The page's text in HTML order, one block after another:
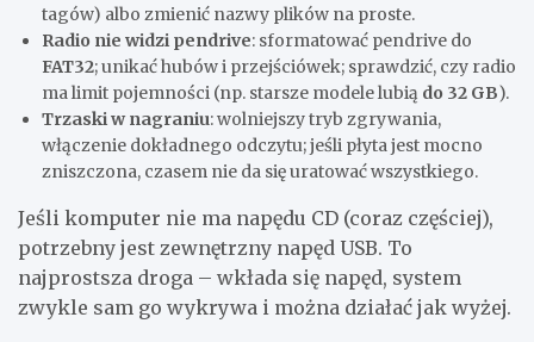
tagów) albo zmienić nazwy plików na proste.
Radio nie widzi pendrive: sformatować pendrive do
FAT32; unikać hubów i przejściówek; sprawdzić, czy radio
ma limit pojemności (np. starsze modele lubią do 32 GB).
Trzaski w nagraniu: wolniejszy tryb zgrywania,
włączenie dokładnego odczytu; jeśli płyta jest mocno
zniszczona, czasem nie da się uratować wszystkiego.
Jeśli komputer nie ma napędu CD (coraz częściej),
potrzebny jest zewnętrzny napęd USB. To
najprostsza droga – wkłada się napęd, system
zwykle sam go wykrywa i można działać jak wyżej.